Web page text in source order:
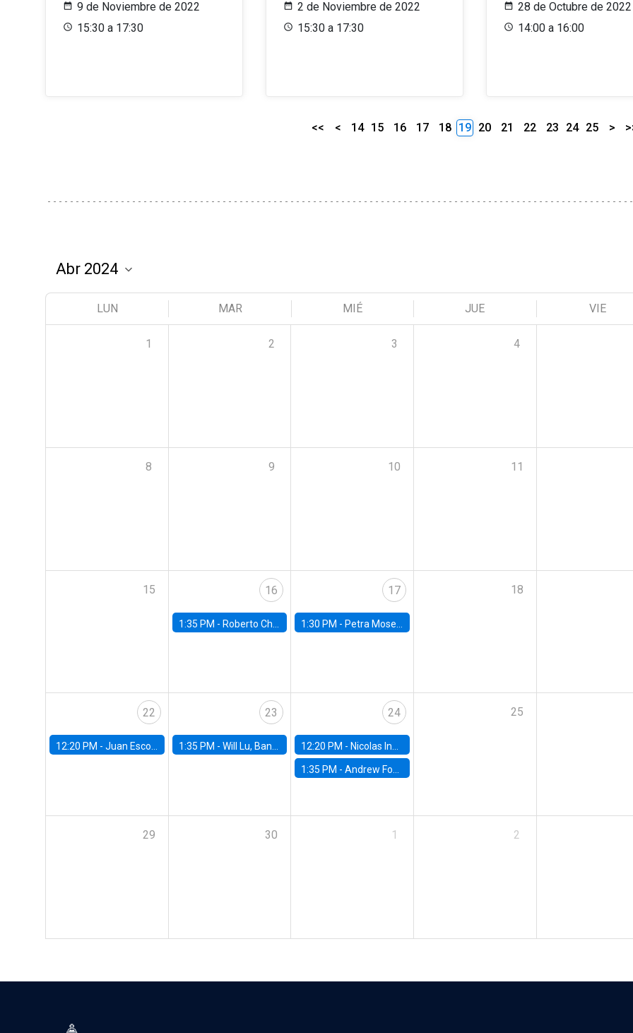
9 de Noviembre de 2022
15:30 a 17:30
2 de Noviembre de 2022
15:30 a 17:30
28 de Octubre de 2022
14:00 a 16:00
<< < 14 15 16 17 18 19 20 21 22 23 24 25 >
LUN MAR MIÉ JUE VIE
1 2 3 4
8 9 10 11
15 16
1:35 PM - Roberto Chang, Rutgers University
17
1:30 PM - Petra Moser, NYU Stern
18
22
12:20 PM - Juan Escobar, Universidad de Chile
23
1:35 PM - Will Lu, Banco Central de Chile
24
12:20 PM - Nicolas Inostroza, Rotman School of Management, University of Toronto
1:35 PM -Andrew Foster, Brown University
25
29 30 1 2